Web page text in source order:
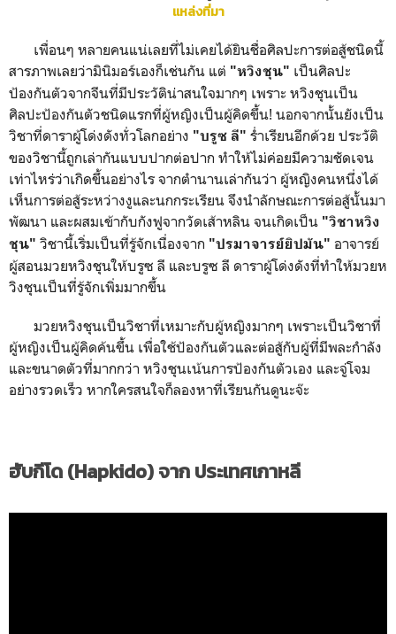
แหล่งที่มา
เพื่อนๆ หลายคนแน่เลยที่ไม่เคยได้ยินชื่อศิลปะการต่อสู้ชนิดนี้
สารภาพเลยว่ามินิมอร์เองก็เช่นกัน แต่ "หวิงชุน" เป็นศิลปะ
ป้องกันตัวจากจีนที่มีประวัติน่าสนใจมากๆ เพราะ หวิงชุนเป็น
ศิลปะป้องกันตัวชนิดแรกที่ผู้หญิงเป็นผู้คิดขึ้น! นอกจากนั้นยังเป็น
วิชาที่ดาราผู้โด่งดังทั่วโลกอย่าง "บรูซ ลี" ร่ำเรียนอีกด้วย ประวัติ
ของวิชานี้ถูกเล่ากันแบบปากต่อปาก ทำให้ไม่ค่อยมีความชัดเจน
เท่าไหร่ว่าเกิดขึ้นอย่างไร จากตำนานเล่ากันว่า ผู้หญิงคนหนึ่งได้
เห็นการต่อสู้ระหว่างงูและนกกระเรียน จึงนำลักษณะการต่อสู้นั้นมา
พัฒนา และผสมเข้ากับกังฟูจากวัดเส้าหลิน จนเกิดเป็น "วิชาหวิง
ชุน" วิชานี้เริ่มเป็นที่รู้จักเนื่องจาก "ปรมาจารย์ยิปมัน" อาจารย์
ผู้สอนมวยหวิงชุนให้บรูซ ลี และบรูซ ลี ดาราผู้โด่งดังที่ทำให้มวยห
วิงชุนเป็นที่รู้จักเพิ่มมากขึ้น
มวยหวิงชุนเป็นวิชาที่เหมาะกับผู้หญิงมากๆ เพราะเป็นวิชาที่
ผู้หญิงเป็นผู้คิดค้นขึ้น เพื่อใช้ป้องกันตัวและต่อสู้กับผู้ที่มีพละกำลัง
และขนาดตัวที่มากกว่า หวิงชุนเน้นการป้องกันตัวเอง และจู่โจม
อย่างรวดเร็ว หากใครสนใจก็ลองหาที่เรียนกันดูนะจ๊ะ
ฮับกีโด (Hapkido) จาก ประเทศเกาหลี